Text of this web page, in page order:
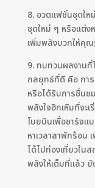
8. อวดแฟชั่นชุดใ
ชุดใหม่ ๆ หรือแต่ง
เพิ่มพลังบวกให้คุ
9. ทบทวนผลงานที่
กลยุทธ์ที่ดี คือ การ
หรือได้รับการชื่นช
พลังใจฮึกเหิมที่จะ
โบยบินเพื่อชาร์จแ
หาเวลาลาพักร้อน
ได้ไปท่องเที่ยวใน
พลังให้เต็มที่แล้ว ยั